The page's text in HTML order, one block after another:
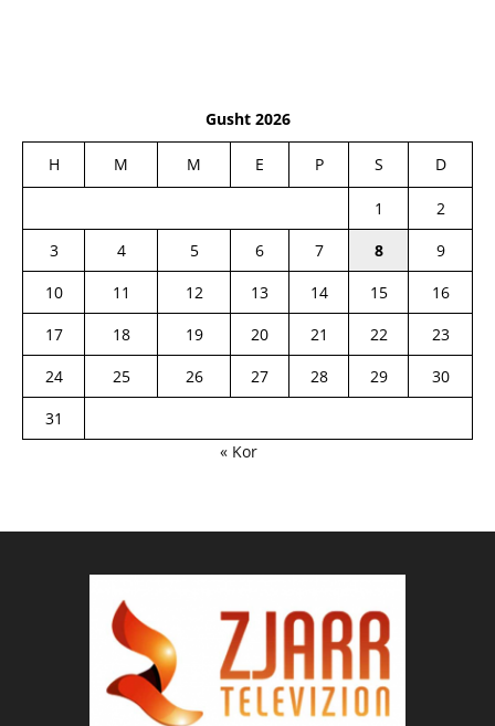
Gusht 2026
H M M E P S D
1
2
3
4 5 6 7 8
9
10
11 12 13 14 15
16
17
18 19 20 21 22
23
24
25 26 27 28 29
30
31
« Kor